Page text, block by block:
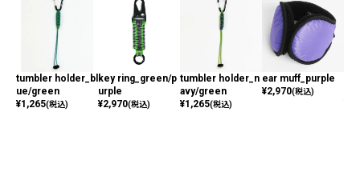
tumbler holder_bl
ue/green
¥1,265(税込)
key ring_green/p
urple
¥2,970(税込)
tumbler holder_n
avy/green
¥1,265(税込)
ear muff_purple
¥2,970(税込)